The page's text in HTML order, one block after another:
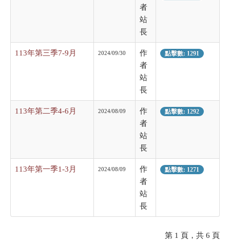
者
站
長
113年第三季7-9月 2024/09/30
作
者
站
長
點擊數: 1291
113年第二季4-6月 2024/08/09
作
者
站
長
點擊數: 1292
113年第一季1-3月 2024/08/09
作
者
站
長
點擊數: 1271
第 1 頁，共 6 頁